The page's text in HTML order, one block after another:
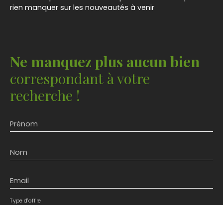
rien manquer sur les nouveautés à venir
Ne manquez plus aucun bien
correspondant à votre
recherche !
Prénom
Nom
Email
Type d'offre